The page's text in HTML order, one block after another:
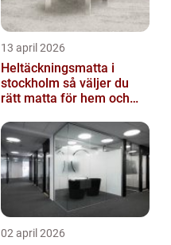
13 april 2026
Heltäckningsmatta i
stockholm så väljer du
rätt matta för hem och
02 april 2026